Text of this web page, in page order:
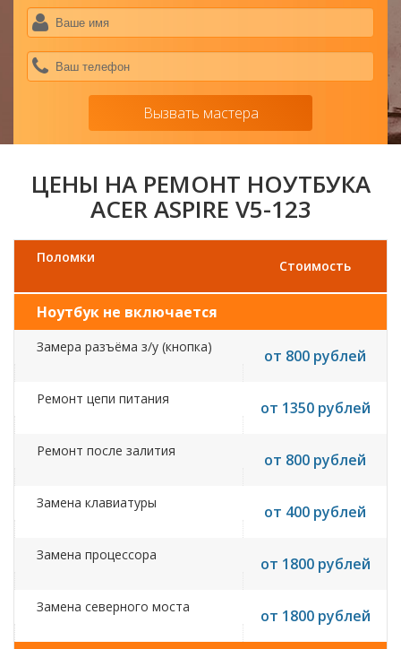
Вызвать мастера
ЦЕНЫ НА РЕМОНТ НОУТБУКА
ACER ASPIRE V5-123
Поломки
Стоимость
Ноутбук не включается
Замера разъёма з/у (кнопка) от 800 рублей
Ремонт цепи питания от 1350 рублей
Ремонт после залития от 800 рублей
Замена клавиатуры от 400 рублей
Замена процессора от 1800 рублей
Замена северного моста от 1800 рублей